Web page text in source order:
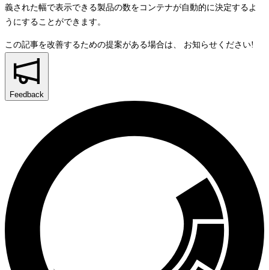
義された幅で表示できる製品の数をコンテナが自動的に決定するよ
うにすることができます。
この記事を改善するための提案がある場合は、 お知らせください!
Feedback